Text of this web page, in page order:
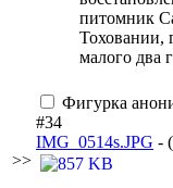
питомник
Тоховании,
малого два
>>
Фигурка
#34
IMG_0514s.JPG - (